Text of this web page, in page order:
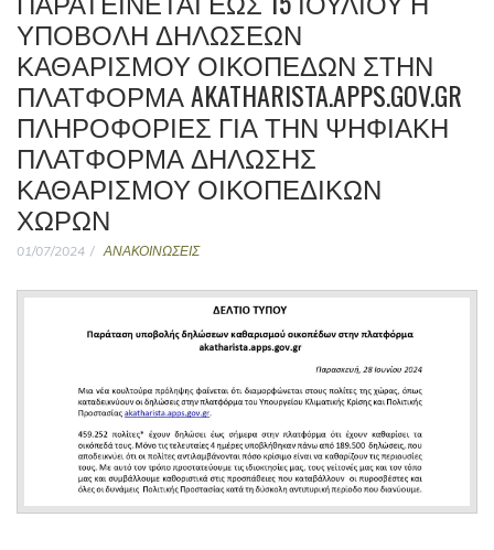
ΥΠΟΒΟΛΉ ΔΗΛΏΣΕΩΝ
ΚΑΘΑΡΙΣΜΟΎ ΟΙΚΟΠΈΔΩΝ ΣΤΗΝ
ΠΛΑΤΦΌΡΜΑ AKATHARISTA.APPS.GOV.GR
ΠΛΗΡΟΦΟΡΊΕΣ ΓΙΑ ΤΗΝ ΨΗΦΙΑΚΉ
ΠΛΑΤΦΌΡΜΑ ΔΉΛΩΣΗΣ
ΚΑΘΑΡΙΣΜΟΎ ΟΙΚΟΠΕΔΙΚΏΝ
ΧΏΡΩΝ
01/07/2024 ΑΝΑΚΟΙΝΩΣΕΙΣ